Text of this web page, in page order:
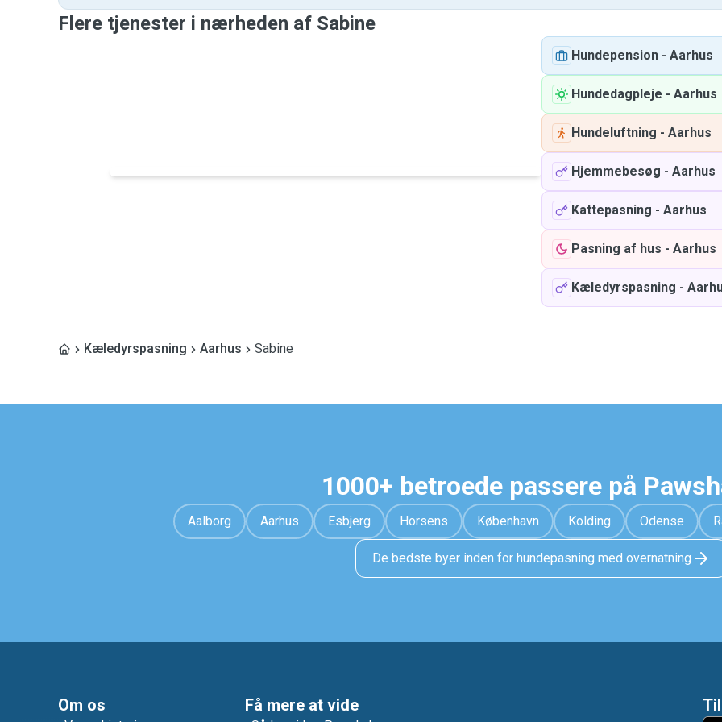
Flere tjenester i nærheden af ​​Sabine
Hundepension - Aarhus
Hundedagpleje - Aarhus
Hundeluftning - Aarhus
Hjemmebesøg - Aarhus
Kattepasning - Aarhus
Pasning af hus - Aarhus
Kæledyrspasning -
Kæledyrspasning Aarhus Sabine
1000+ betroede passere på
Aalborg Aarhus Esbjerg Horsens København Kolding Odense
De bedste byer inden for hundepasning med overnatning
Om os Få mere at vide